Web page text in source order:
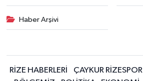
Haber Arşivi
RİZE HABERLERİ ÇAYKUR RİZESPOR